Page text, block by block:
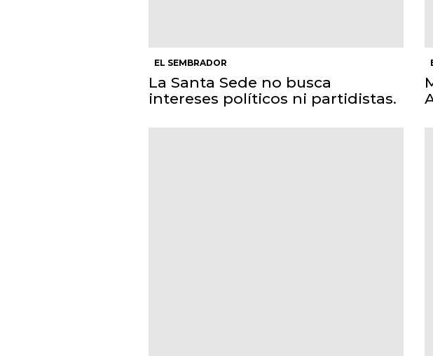
EL SEMBRADOR
La Santa Sede no busca
intereses políticos ni partidistas.